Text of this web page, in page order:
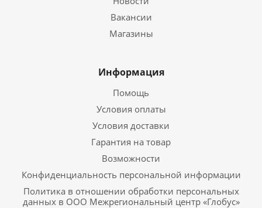
Вакансии
Магазины
Информация
Помощь
Условия оплаты
Условия доставки
Гарантия на товар
Возможности
Конфиденциальность персональной информации
Политика в отношении обработки персональных
данных в ООО Межрегиональный центр «Глобус»